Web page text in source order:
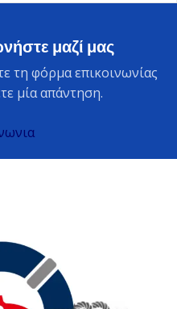
μαζί μας
τη φόρμα επικοινωνίας
μία απάντηση.